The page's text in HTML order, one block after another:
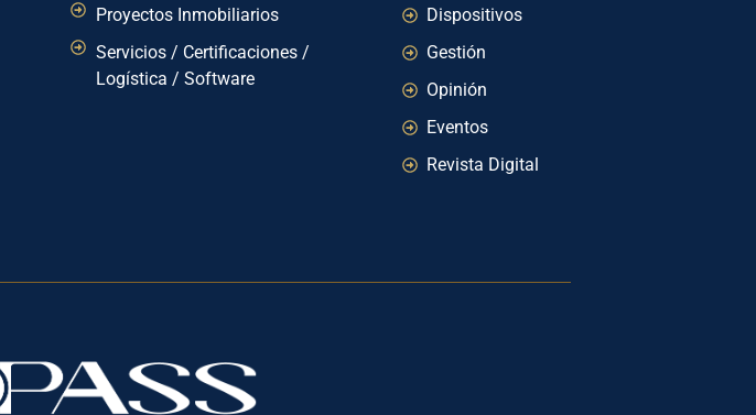
Proyectos Inmobiliarios
Servicios / Certificaciones /
Logística / Software
Dispositivos
Gestión
Opinión
Eventos
Revista Digital